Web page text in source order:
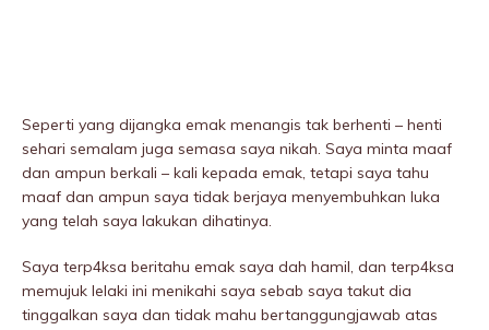
Seperti yang dijangka emak menangis tak berhenti – henti
sehari semalam juga semasa saya nikah. Saya minta maaf
dan ampun berkali – kali kepada emak, tetapi saya tahu
maaf dan ampun saya tidak berjaya menyembuhkan Iuka
yang telah saya lakukan dihatinya.
Saya terp4ksa beritahu emak saya dah hamil, dan terp4ksa
memujuk lelaki ini menikahi saya sebab saya takut dia
tinggalkan saya dan tidak mahu bertanggungjawab atas